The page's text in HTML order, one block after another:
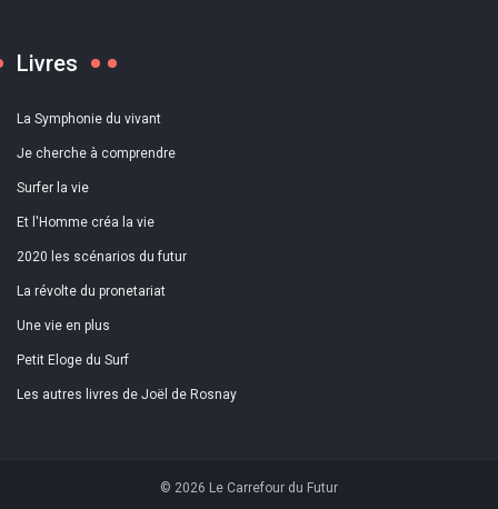
Livres
La Symphonie du vivant
Je cherche à comprendre
Surfer la vie
Et l'Homme créa la vie
2020 les scénarios du futur
La révolte du pronetariat
Une vie en plus
Petit Eloge du Surf
Les autres livres de Joël de Rosnay
© 2026 Le Carrefour du Futur